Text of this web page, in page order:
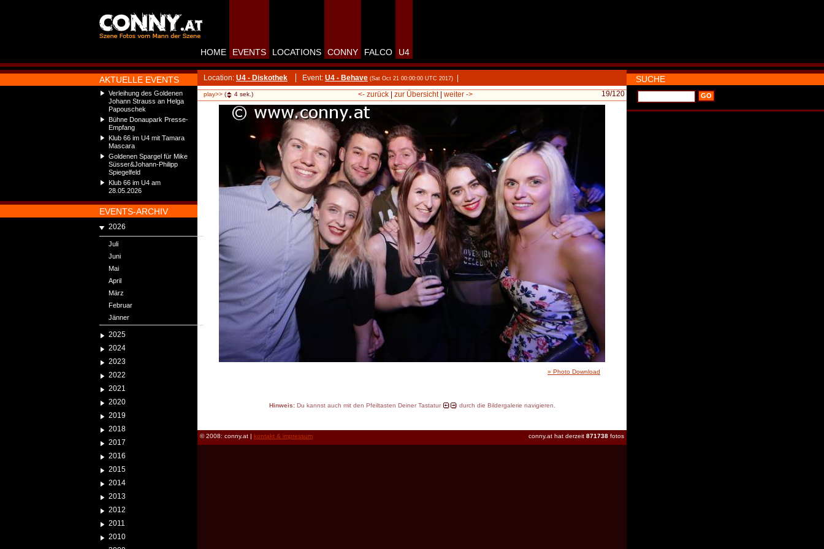
AKTUELLE EVENTS
Verleihung des Goldenen
Johann Strauss an Helga
Papouschek
Bühne Donaupark Presse-
Empfang
Klub 66 im U4 mit Tamara
Mascara
Goldenen Spargel für Mike
Süsser&Johann-Philipp
Spiegelfeld
Klub 66 im U4 am
28.05.2026
EVENTS-ARCHIV
2026
Juli
Juni
Mai
April
März
Februar
Jänner
2025
2024
2023
2022
2021
2020
2019
2018
2017
2016
2015
2014
2013
2012
2011
2010
HOME EVENTS LOCATIONS CONNY FALCO U4
Location: U4 - Diskothek Event: U4 - Behave (Sat Oct 21 00:00:00 UTC 2017)
play>> ( 4 sek.) 19/120
<- zurück| zur Übersicht| weiter ->
» Photo Download
Hinweis:Du kannst auch mit den Pfeiltasten Deiner Tastatur durch die Bildergalerie navigieren.
conny.at hat derzeit 871738 fotos
© 2008: conny.at | kontakt & impressum
SUCHE